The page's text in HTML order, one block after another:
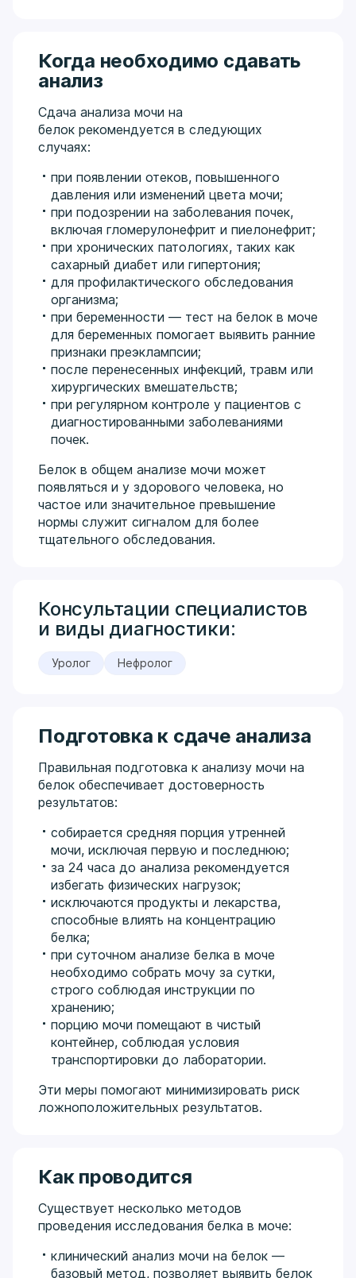
Когда необходимо сдавать
анализ
Сдача анализа мочи на
белок рекомендуется в следующих
случаях:
при появлении отеков, повышенного
давления или изменений цвета мочи;
при подозрении на заболевания почек,
включая гломерулонефрит и пиелонефрит;
при хронических патологиях, таких как
сахарный диабет или гипертония;
для профилактического обследования
организма;
при беременности — тест на белок в моче
для беременных помогает выявить ранние
признаки преэклампсии;
после перенесенных инфекций, травм или
хирургических вмешательств;
при регулярном контроле у пациентов с
диагностированными заболеваниями
почек.
Белок в общем анализе мочи может
появляться и у здорового человека, но
частое или значительное превышение
нормы служит сигналом для более
тщательного обследования.
Консультации специалистов
и виды диагностики:
Уролог Нефролог
Подготовка к сдаче анализа
Правильная подготовка к анализу мочи на
белок обеспечивает достоверность
результатов:
собирается средняя порция утренней
мочи, исключая первую и последнюю;
за 24 часа до анализа рекомендуется
избегать физических нагрузок;
исключаются продукты и лекарства,
способные влиять на концентрацию
белка;
при суточном анализе белка в моче
необходимо собрать мочу за сутки,
строго соблюдая инструкции по
хранению;
порцию мочи помещают в чистый
контейнер, соблюдая условия
транспортировки до лаборатории.
Эти меры помогают минимизировать риск
ложноположительных результатов.
Как проводится
Существует несколько методов
проведения исследования белка в моче:
клинический анализ мочи на белок —
базовый метод, позволяет выявить белок